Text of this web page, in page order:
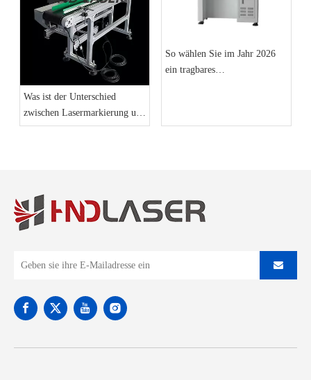
Was ist der Unterschied
zwischen Lasermarkierung und
Ätzen?
So wählen Sie im Jahr 2026
ein tragbares